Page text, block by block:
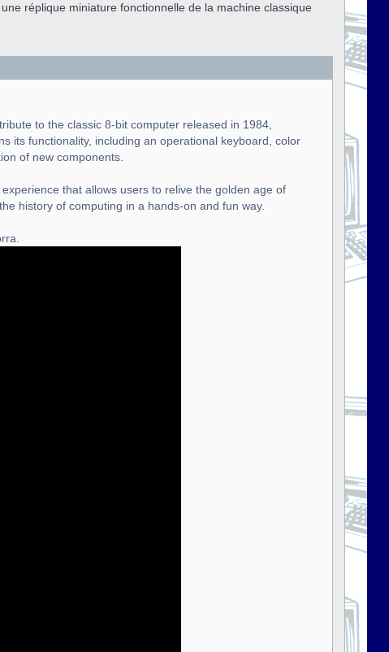
réplique miniature fonctionnelle de la machine classique
to the classic 8-bit computer released in 1984,
its functionality, including an operational keyboard, color
of new components.
that allows users to relive the golden age of
history of computing in a hands-on and fun way.